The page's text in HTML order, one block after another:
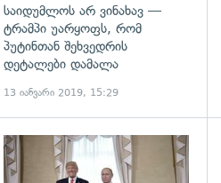
საიდუმლოს არ ვინახავ —
ტრამპი უარყოფს, რომ
პუტინთან შეხვედრის
დეტალები დამალა
13 იანვარი 2019, 15:29
გადახედვა